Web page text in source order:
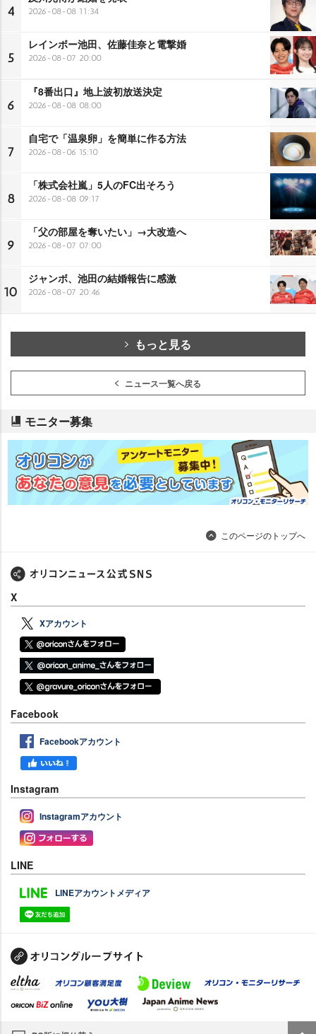
4 2026-08-08 11:34
5
レインボー池田、佐藤佳奈と電撃婚
2026-08-07 20:00
6
『8番出口』地上波初放送決定
2026-08-08 08:00
7
自宅で「温泉卵」を簡単に作る方法
2026-08-06 15:10
8
「株式会社嵐」5人のFC出そろう
2026-08-08 09:17
9
「父の部屋を奪いたい」→大改造へ
2026-08-07 07:00
10
ジャンボ、池田の結婚報告に感激
2026-08-07 20:46
もっと見る
ニュース一覧へ戻る
モニター募集
このページのトップへ
X
Xアカウント
Facebook
Facebookアカウント
Instagram
Instagramアカウント
LINE
LINEアカウントメディア